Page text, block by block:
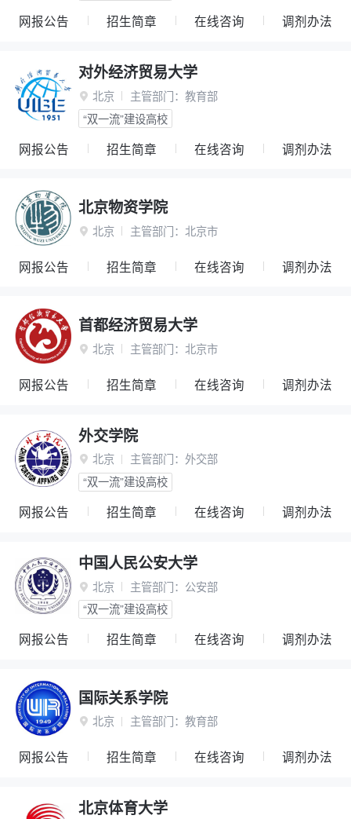
网报公告 招生简章 在线咨询 调剂办法
对外经济贸易大学
 北京 主管部门： 教育部
“双一流”建设高校
网报公告 招生简章 在线咨询 调剂办法
北京物资学院
 北京 主管部门： 北京市
网报公告 招生简章 在线咨询 调剂办法
首都经济贸易大学
 北京 主管部门： 北京市
网报公告 招生简章 在线咨询 调剂办法
外交学院
 北京 主管部门： 外交部
“双一流”建设高校
网报公告 招生简章 在线咨询 调剂办法
中国人民公安大学
 北京 主管部门： 公安部
“双一流”建设高校
网报公告 招生简章 在线咨询 调剂办法
国际关系学院
 北京 主管部门： 教育部
网报公告 招生简章 在线咨询 调剂办法
北京体育大学